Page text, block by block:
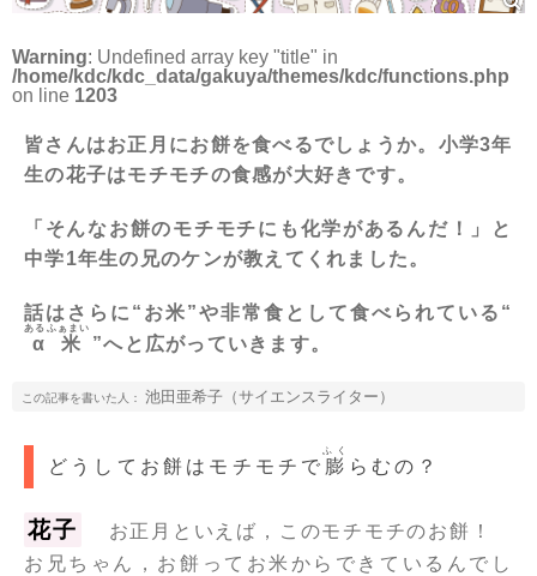
Warning : Undefined array key "title" in
/home/kdc/kdc_data/gakuya/themes/kdc/functions.php
on line 1203
皆さんはお正月にお餅を食べるでしょうか。小学3年
生の花子はモチモチの食感が大好きです。
「そんなお餅のモチモチにも化学があるんだ！」と
中学1年生の兄のケンが教えてくれました。
話はさらに“お米”や非常食として食べられている“
α米
あるふぁまい
”へと広がっていきます。
この記事を書いた人： 池田亜希子（サイエンスライター）
どうしてお餅はモチモチで 膨
ふく
らむの？
花子
お正月といえば，このモチモチのお餅！
お兄ちゃん，お餅ってお米からできているんでし